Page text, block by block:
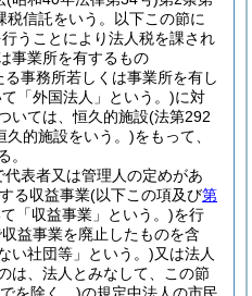
信託をいう。以下この節に
うことにより法人税を課され
事業所を有するもの
事務所若しくは事業所を有し
「外国法人」という。)に対
いては、恒久的施設(法第292
久的施設をいう。)をもって、
。
表者又は管理人の定めがあ
る収益事業(以下この項及び第
「収益事業」という。)を行
益事業を廃止したものを含
い社団等」という。)又は法人
は、法人とみなして、この節